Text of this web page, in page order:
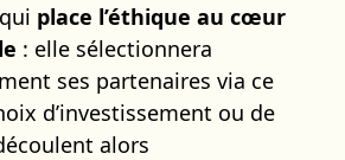
place l’éthique au cœur
: elle sélectionnera
ses partenaires via ce
d’investissement ou de
alors